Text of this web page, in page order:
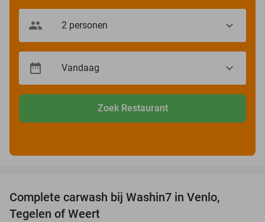
Zoek Restaurant
Complete carwash bij Washin7 in Venlo,
Tegelen of Weert